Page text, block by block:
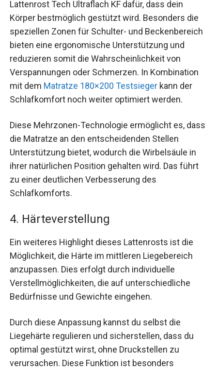
Lattenrost Tech Ultraflach KF dafür, dass dein
Körper bestmöglich gestützt wird. Besonders die
speziellen Zonen für Schulter- und Beckenbereich
bieten eine ergonomische Unterstützung und
reduzieren somit die Wahrscheinlichkeit von
Verspannungen oder Schmerzen. In Kombination
mit dem Matratze 180×200 Testsieger kann der
Schlafkomfort noch weiter optimiert werden.
Diese Mehrzonen-Technologie ermöglicht es, dass
die Matratze an den entscheidenden Stellen
Unterstützung bietet, wodurch die Wirbelsäule in
ihrer natürlichen Position gehalten wird. Das führt
zu einer deutlichen Verbesserung des
Schlafkomforts.
4. Härteverstellung
Ein weiteres Highlight dieses Lattenrosts ist die
Möglichkeit, die Härte im mittleren Liegebereich
anzupassen. Dies erfolgt durch individuelle
Verstellmöglichkeiten, die auf unterschiedliche
Bedürfnisse und Gewichte eingehen.
Durch diese Anpassung kannst du selbst die
Liegehärte regulieren und sicherstellen, dass du
optimal gestützt wirst, ohne Druckstellen zu
verursachen. Diese Funktion ist besonders